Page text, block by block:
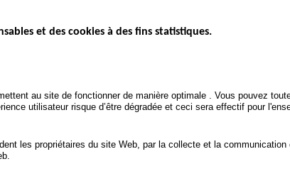
Bilan annuel des infractions
ACCIDENTS DE LA ROUTE
et des cookies à des fins statistiques.
au site de fonctionner de manière optimale . Vous pouvez
utilisateur risque d’être dégradée et ceci sera effectif pour
les propriétaires du site Web, par la collecte et la